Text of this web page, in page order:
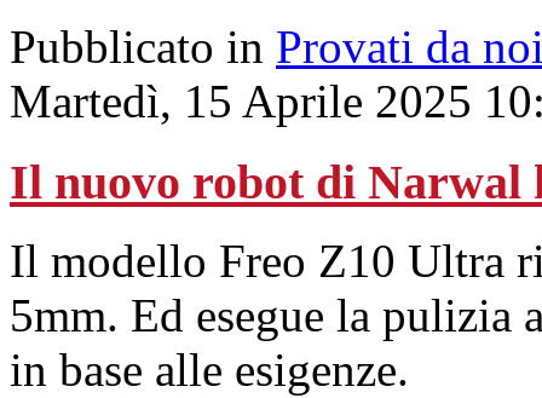
Pubblicato in Provati da
Martedì, 15 Aprile 2025
Il nuovo robot di Narwal
Il modello Freo Z10 Ultra
5mm. Ed esegue la pulizia
in base alle esigenze.